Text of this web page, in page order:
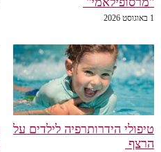
1 באוגוסט 2026
טיפולי הידרותרפיה לילדים על
הרצף